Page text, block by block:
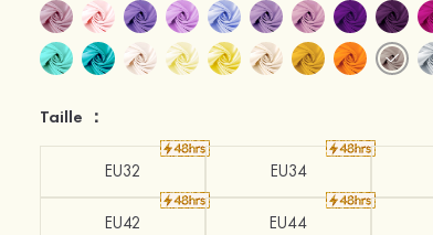
Taille ：
EU32 EU34
EU42 EU44